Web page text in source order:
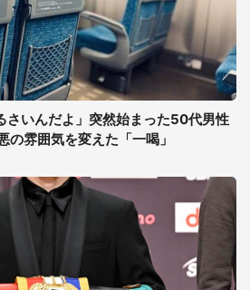
さいんだよ」突然始まった50代男性
の雰囲気を変えた「一喝」